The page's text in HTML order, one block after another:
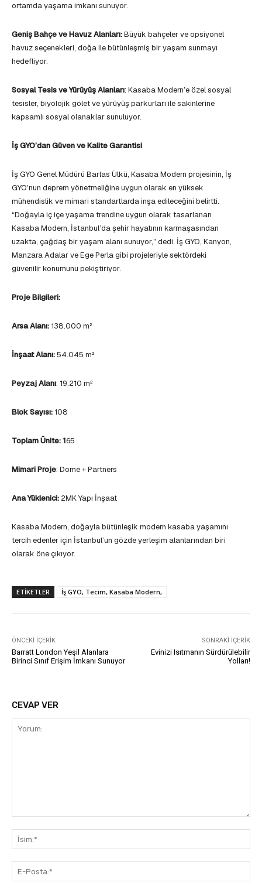
ortamda yaşama imkanı sunuyor.
Geniş Bahçe ve Havuz Alanları:Büyük bahçeler ve opsiyonel
havuz seçenekleri, doğa ile bütünleşmiş bir yaşam sunmayı
hedefliyor.
Sosyal Tesis ve Yürüyüş Alanları: Kasaba Modern’e özel sosyal
tesisler, biyolojik gölet ve yürüyüş parkurları ile sakinlerine
kapsamlı sosyal olanaklar sunuluyor.
İş GYO’dan Güven ve Kalite Garantisi
İş GYO Genel Müdürü Barlas Ülkü, Kasaba Modern projesinin, İş
GYO’nun deprem yönetmeliğine uygun olarak en yüksek
mühendislik ve mimari standartlarda inşa edileceğini belirtti.
“Doğayla iç içe yaşama trendine uygun olarak tasarlanan
Kasaba Modern, İstanbul’da şehir hayatının karmaşasından
uzakta, çağdaş bir yaşam alanı sunuyor,” dedi. İş GYO, Kanyon,
Manzara Adalar ve Ege Perla gibi projeleriyle sektördeki
güvenilir konumunu pekiştiriyor.
Proje Bilgileri:
Arsa Alanı: 138.000 m²
İnşaat Alanı:54.045 m²
Peyzaj Alanı: 19.210 m²
Blok Sayısı: 108
Toplam Ünite: 165
Mimari Proje: Dome + Partners
Ana Yüklenici: 2MK Yapı İnşaat
Kasaba Modern, doğayla bütünleşik modern kasaba yaşamını
tercih edenler için İstanbul’un gözde yerleşim alanlarından biri
olarak öne çıkıyor.
ETIKETLER İş GYO, Tecim, Kasaba Modern,
ÖNCEKI İÇERIK
Barratt London Yeşil Alanlara
Birinci Sınıf Erişim İmkanı Sunuyor
SONRAKI İÇERIK
Evinizi Isıtmanın Sürdürülebilir
Yolları!
CEVAP VER